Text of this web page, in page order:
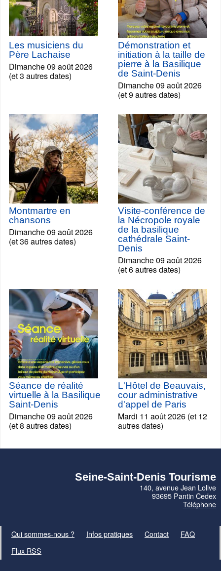
Les musiciens du
Père Lachaise
Dimanche 09 août 2026
(et 3 autres dates)
Démonstration et
initiation à la taille de
pierre à la Basilique
de Saint-Denis
Dimanche 09 août 2026
(et 9 autres dates)
Montmartre en
chansons
Dimanche 09 août 2026
(et 36 autres dates)
Visite-conférence de
la Nécropole royale
de la basilique
cathédrale Saint-
Denis
Dimanche 09 août 2026
(et 6 autres dates)
Séance de réalité
virtuelle à la Basilique
Saint-Denis
Dimanche 09 août 2026
(et 8 autres dates)
L'Hôtel de Beauvais,
cour administrative
d'appel de Paris
Mardi 11 août 2026 (et 12
autres dates)
Seine-Saint-Denis Tourisme
140, avenue Jean Lolive
93695 Pantin Cedex
Téléphone
Qui sommes-nous ? Infos pratiques Contact
FAQ
Flux RSS